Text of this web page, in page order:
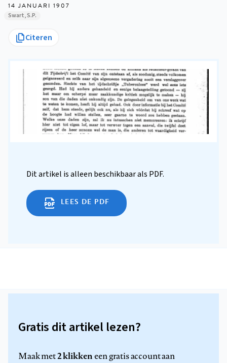
14 JANUARI 1907
Swart, S.P.
Citeren
Dit artikel is alleen beschikbaar als PDF.
LEES DE PDF
Gratis dit artikel lezen?
Maak met2 klikkeneen gratis account aan